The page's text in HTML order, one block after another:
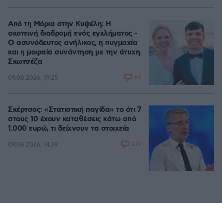
Από τη Μόρια στην Κυψέλη: Η
σκοτεινή διαδρομή ενός εγκλήματος -
Ο ασυνόδευτος ανήλικος, η πυγμαχία
και η μοιραία συνάντηση με την άτυχη
Σκωτσέζα
09.08.2026, 19:25 67
Σκέρτσος: «Στατιστική παγίδα» το ότι 7
στους 10 έχουν καταθέσεις κάτω από
1.000 ευρώ, τι δείχνουν τα στοιχεία
09.08.2026, 14:39 277